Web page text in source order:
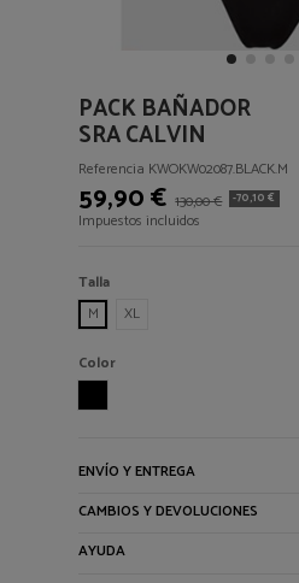
PACK BAÑADOR
SRA CALVIN
Referencia KWOKW02087.BLACK.M
59,90 € 130,00 € -70,10 €
Impuestos incluidos
Talla
M
XL
Color
ENVÍO Y ENTREGA
CAMBIOS Y DEVOLUCIONES
AYUDA